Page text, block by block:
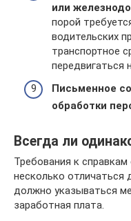
или
порой
водительских
транспортное
передвигаться
Письменное
обработки
Всегда ли
Требования к
несколько отличаться
должно указываться
заработная плата.